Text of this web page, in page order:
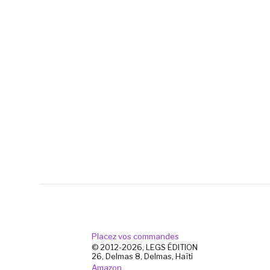
Placez vos commandes
© 2012-2026, LEGS ÉDITION
26, Delmas 8, Delmas, Haïti
Amazon